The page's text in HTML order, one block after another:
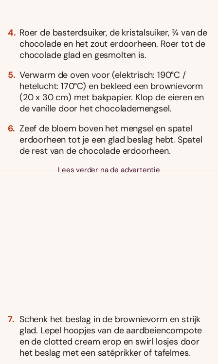
Roer de basterdsuiker, de kristalsuiker, 3⁄4 van de
chocolade en het zout erdoorheen. Roer tot de
chocolade glad en gesmolten is.
Verwarm de oven voor (elektrisch: 190°C /
hetelucht: 170°C) en bekleed een brownievorm
(20 x 30 cm) met bakpapier. Klop de eieren en
de vanille door het chocolademengsel.
Zeef de bloem boven het mengsel en spatel
erdoorheen tot je een glad beslag hebt. Spatel
de rest van de chocolade erdoorheen.
Lees verder na de advertentie
Schenk het beslag in de brownievorm en strijk
glad. Lepel hoopjes van de aardbeiencompote
en de clotted cream erop en swirl losjes door
het beslag met een satéprikker of tafelmes.